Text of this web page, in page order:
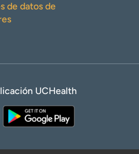
de datos de
UCHealth